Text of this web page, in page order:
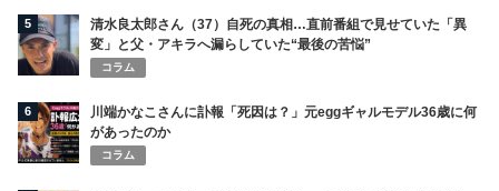
5
清水良太郎さん（37）自死の真相…直前番組で見せていた「異
変」と父・アキラへ漏らしていた“最後の苦悩”
コラム
6
川端かなこさんに訃報「死因は？」元eggギャルモデル36歳に何
があったのか
コラム